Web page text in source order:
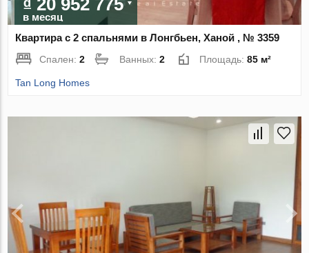
₫ 20 952 775
в месяц
Квартира с 2 спальнями в Лонгбьен, Ханой , № 3359
Спален:2 Ванных:2 Площадь:85 м²
Tan Long Homes